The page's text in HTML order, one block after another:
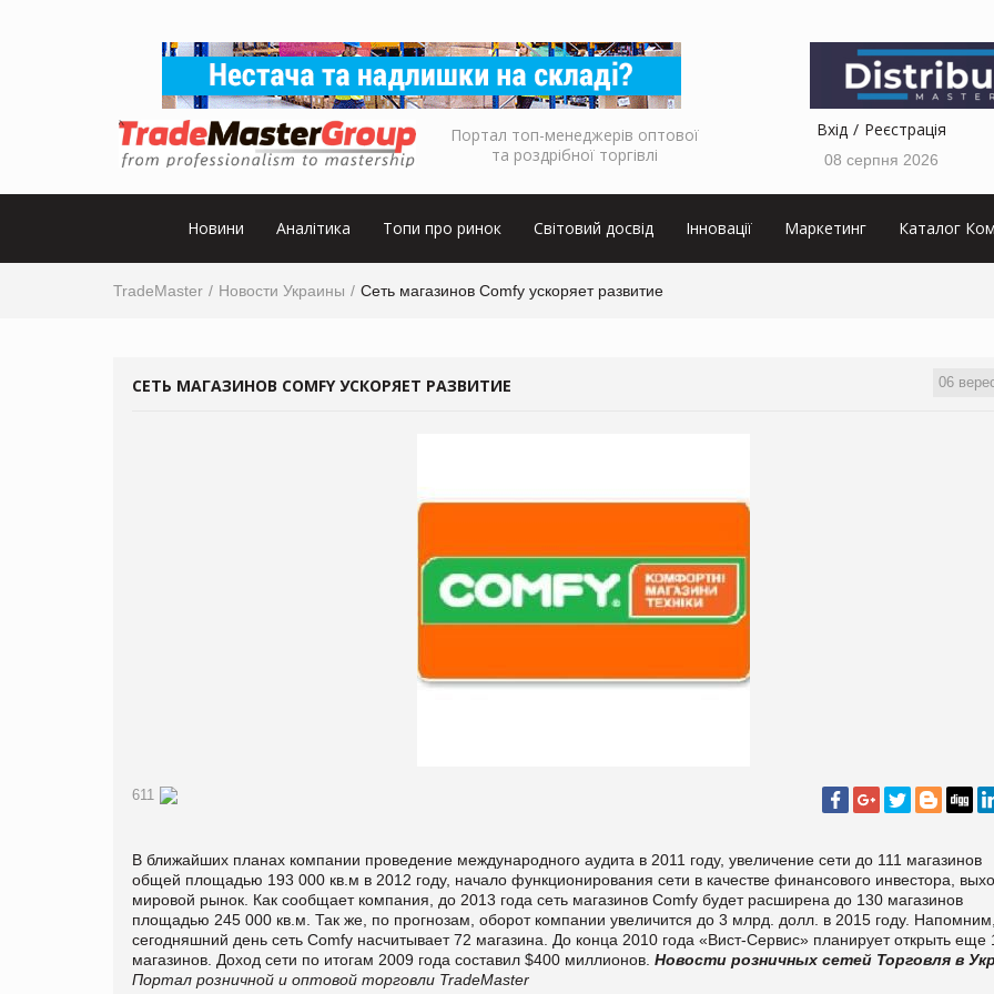
Портал топ-менеджерів оптової
та роздрібної торгівлі
Вхід Реєстрація
08 серпня 2026
Новини Аналітика Топи про ринок Світовий досвід Інновації Маркетинг Каталог
TradeMaster Новости Украины Сеть магазинов Comfy ускоряет развитие
06
СЕТЬ МАГАЗИНОВ COMFY УСКОРЯЕТ РАЗВИТИЕ
611
В ближайших планах компании проведение международного аудита в 2011 году, увеличение сети до 111 магазинов
общей площадью 193 000 кв.м в 2012 году, начало функционирования сети в качестве финансового инвестора,
мировой рынок. Как сообщает компания, до 2013 года сеть магазинов Comfy будет расширена до 130 магазинов
площадью 245 000 кв.м. Так же, по прогнозам, оборот компании увеличится до 3 млрд. долл. в 2015 году.
сегодняшний день сеть Comfy насчитывает 72 магазина. До конца 2010 года «Вист-Сервис» планирует открыть еще
магазинов. Доход сети по итогам 2009 года составил $400 миллионов. Новости розничных сетей Торговля в
Портал розничной и оптовой торговли TradeMaster